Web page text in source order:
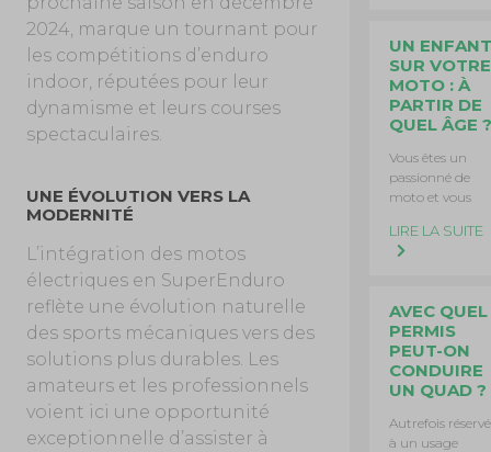
2024, marque un tournant pour
les compétitions d’enduro
indoor, réputées pour leur
dynamisme et leurs courses
spectaculaires.
UNE ÉVOLUTION VERS LA
MODERNITÉ
L’intégration des motos
électriques en SuperEnduro
reflète une évolution naturelle
des sports mécaniques vers des
solutions plus durables. Les
amateurs et les professionnels
voient ici une opportunité
exceptionnelle d’assister à
UN ENFANT
SUR VOTRE
MOTO : À
PARTIR DE
QUEL ÂGE ?
Vous êtes un
passionné de
moto et vous
LIRE LA SUITE
AVEC QUEL
PERMIS
PEUT-ON
CONDUIRE
UN QUAD ?
Autrefois
à un usage